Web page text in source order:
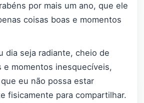
por mais um ano, que ele
coisas boas e momentos
dia seja radiante, cheio de
e momentos inesquecíveis,
eu não possa estar
fisicamente para compartilhar.